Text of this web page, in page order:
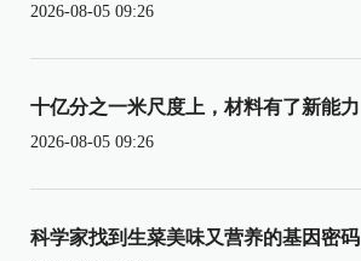
2026-08-05 09:26
十亿分之一米尺度上，材料有了新能力
2026-08-05 09:26
科学家找到生菜美味又营养的基因密码